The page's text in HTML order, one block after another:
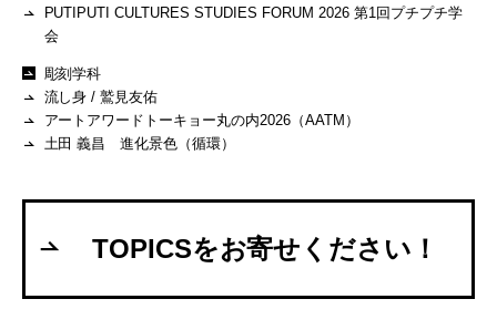
PUTIPUTI CULTURES STUDIES FORUM 2026 第1回プチプチ学
会
彫刻学科
流し身 / 鷲見友佑
アートアワードトーキョー丸の内2026（AATM）
土田 義昌 進化景色（循環）
TOPICSをお寄せください！